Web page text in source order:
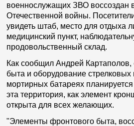
военнослужащих ЗВО воссоздан
Отечественной войны.
увидеть штаб, место для отдыха
медицинский пункт,
продовольственный склад.
Как сообщил Андрей Картаполов,
быта и оборудование
мортирных батареях
эта территория, как элемент
открыта для всех желающих.
"Элементы фронтового быта,